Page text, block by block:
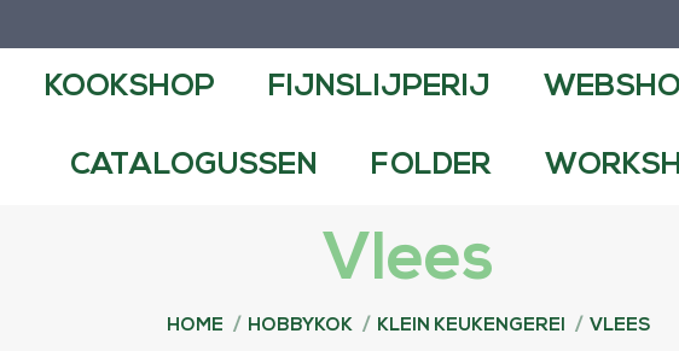
KOOKSHOP FIJNSLIJPERIJ
CATALOGUSSEN FOLDER
Vlees
Je bent hier:
HOME HOBBYKOK KLEIN KEUKENGEREI VLEES